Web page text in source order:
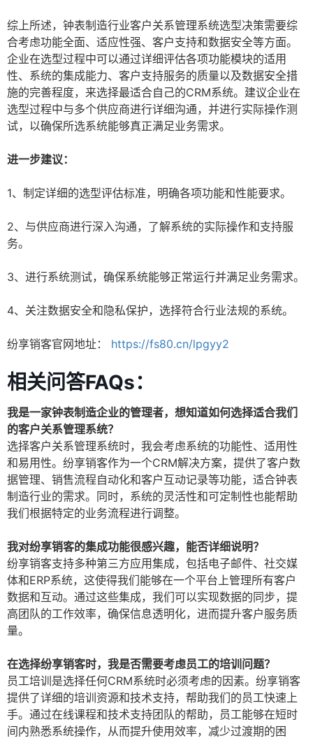
综上所述，钟表制造行业客户关系管理系统选型决策需要综
合考虑功能全面、适应性强、客户支持和数据安全等方面。
企业在选型过程中可以通过详细评估各项功能模块的适用
性、系统的集成能力、客户支持服务的质量以及数据安全措
施的完善程度，来选择最适合自己的CRM系统。建议企业在
选型过程中与多个供应商进行详细沟通，并进行实际操作测
试，以确保所选系统能够真正满足业务需求。
进一步建议：
1、制定详细的选型评估标准，明确各项功能和性能要求。
2、与供应商进行深入沟通，了解系统的实际操作和支持服
务。
3、进行系统测试，确保系统能够正常运行并满足业务需求。
4、关注数据安全和隐私保护，选择符合行业法规的系统。
纷享销客官网地址： https://fs80.cn/lpgyy2
相关问答FAQs：
我是一家钟表制造企业的管理者，想知道如何选择适合我们
的客户关系管理系统？
选择客户关系管理系统时，我会考虑系统的功能性、适用性
和易用性。纷享销客作为一个CRM解决方案，提供了客户数
据管理、销售流程自动化和客户互动记录等功能，适合钟表
制造行业的需求。同时，系统的灵活性和可定制性也能帮助
我们根据特定的业务流程进行调整。
我对纷享销客的集成功能很感兴趣，能否详细说明？
纷享销客支持多种第三方应用集成，包括电子邮件、社交媒
体和ERP系统，这使得我们能够在一个平台上管理所有客户
数据和互动。通过这些集成，我们可以实现数据的同步，提
高团队的工作效率，确保信息透明化，进而提升客户服务质
量。
在选择纷享销客时，我是否需要考虑员工的培训问题？
员工培训是选择任何CRM系统时必须考虑的因素。纷享销客
提供了详细的培训资源和技术支持，帮助我们的员工快速上
手。通过在线课程和技术支持团队的帮助，员工能够在短时
间内熟悉系统操作，从而提升使用效率，减少过渡期的困